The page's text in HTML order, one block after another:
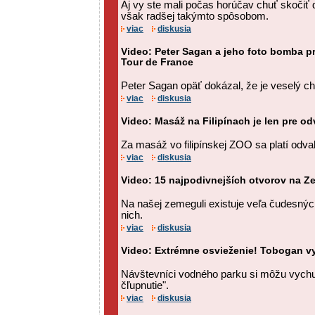
Aj vy ste mali počas horúčav chuť skočiť
však radšej takýmto spôsobom.
viac diskusia
Video: Peter Sagan a jeho foto bomba
Tour de France
Peter Sagan opäť dokázal, že je veselý
viac diskusia
Video: Masáž na Filipínach je len pre
Za masáž vo filipínskej ZOO sa platí
viac diskusia
Video: 15 najpodivnejších otvorov na
Na našej zemeguli existuje veľa
nich.
viac diskusia
Video: Extrémne osvieženie! Tobogan
Návštevníci vodného parku si môžu
čľupnutie".
viac diskusia